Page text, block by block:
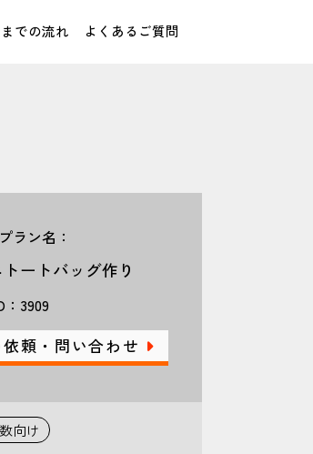
での流れ よくあるご質問
ラン名：
ートバッグ作り
：3909
頼・問い合わせ
向け